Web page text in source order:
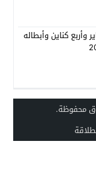
كناين وأبطاله